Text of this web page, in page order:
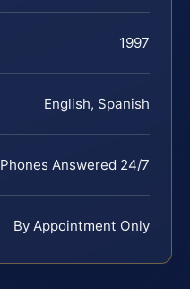
1997
English, Spanish
Phones Answered 24/7
By Appointment Only